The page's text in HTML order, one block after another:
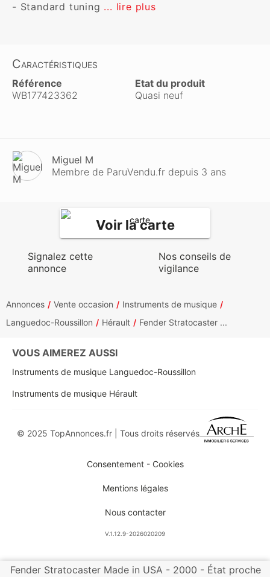
- Standard tuning ... lire plus
Caractéristiques
Référence
WB177423362
Etat du produit
Quasi neuf
Miguel M
Membre de ParuVendu.fr depuis 3 ans
Voir la carte
Signalez cette
annonce
Nos conseils de
vigilance
Fender Stratocaster Made in USA - 2000 - État proche
Annonces Vente occasion
Instruments de musique
Languedoc-Roussillon
Hérault Fender Stratocaster ...
VOUS AIMEREZ AUSSI
Instruments de musique Languedoc-Roussillon
Instruments de musique Hérault
© 2025 TopAnnonces.fr | Tous droits réservés
Consentement - Cookies
Mentions légales
Nous contacter
V.1.12.9-2026020209